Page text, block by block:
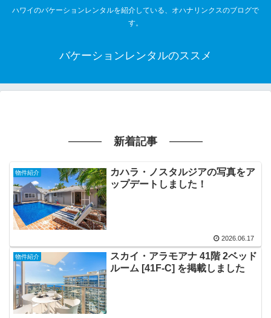
ハワイのバケーションレンタルを紹介している、オハナリンクスのブログで
す。
バケーションレンタルのススメ
新着記事
物件紹介
カハラ・ノスタルジアの写真をア
ップデートしました！
2026.06.17
物件紹介
スカイ・アラモアナ 41階 2ベッド
ルーム [41F-C] を掲載しました